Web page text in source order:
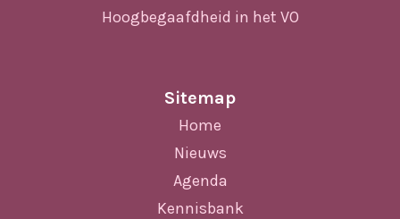
Hoogbegaafdheid in het VO
Sitemap
Home
Nieuws
Agenda
Kennisbank